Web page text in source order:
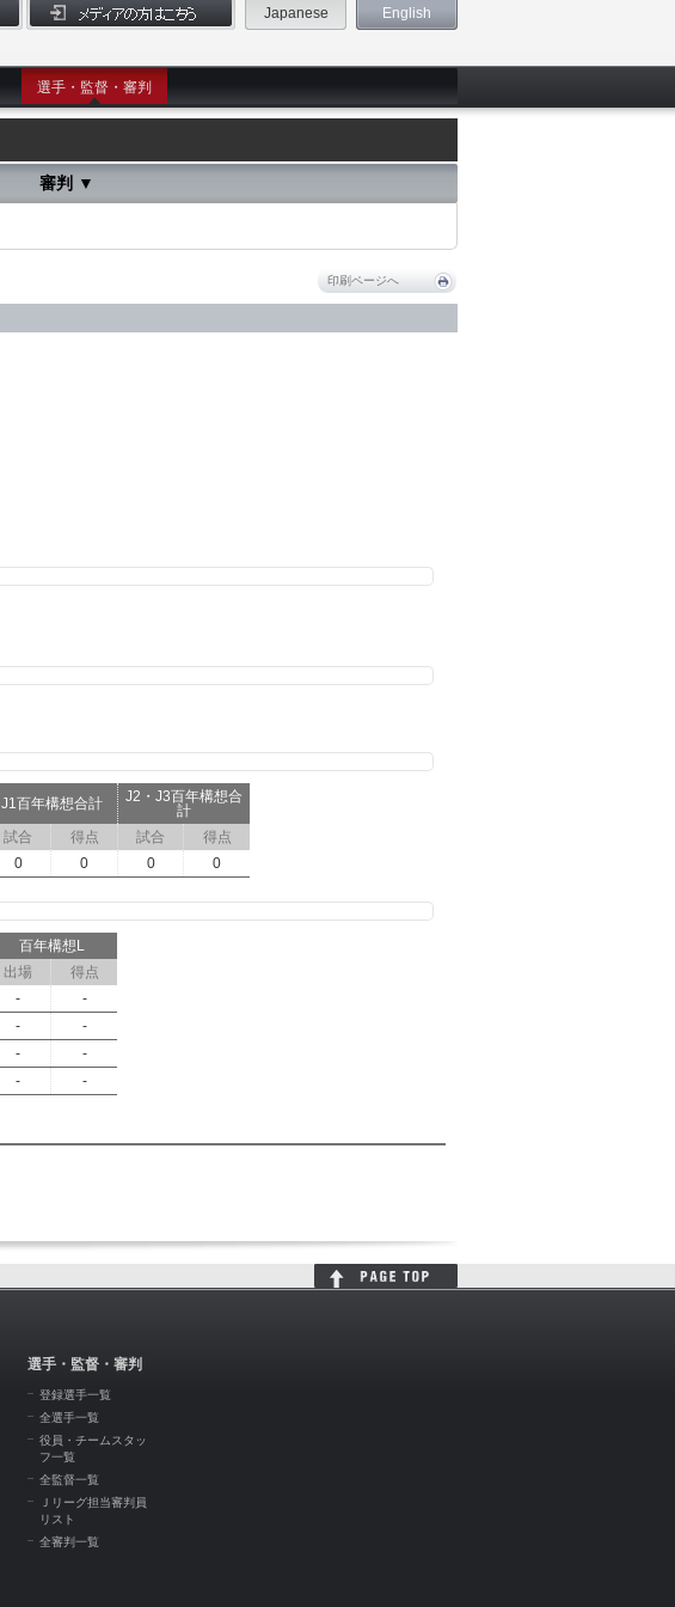
Japanese English
選手・監督・審判
審判 ▼
印刷ページへ
J1百年構想合計
J2・J3百年構想合
計
試合 得点 試合
得点
0 0 0 0
百年構想L
出場
得点
-
-
-
-
-
-
- -
選手・監督・審判
登録選手一覧
全選手一覧
役員・チームスタッ
フ一覧
全監督一覧
Ｊリーグ担当審判員
リスト
全審判一覧